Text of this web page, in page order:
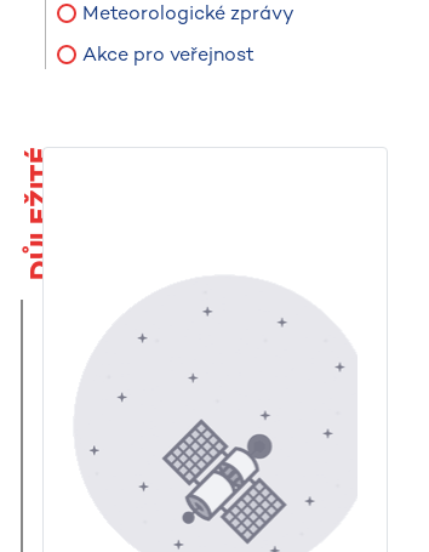
Meteorologické zprávy
Akce pro veřejnost
DŮLEŽITÉ